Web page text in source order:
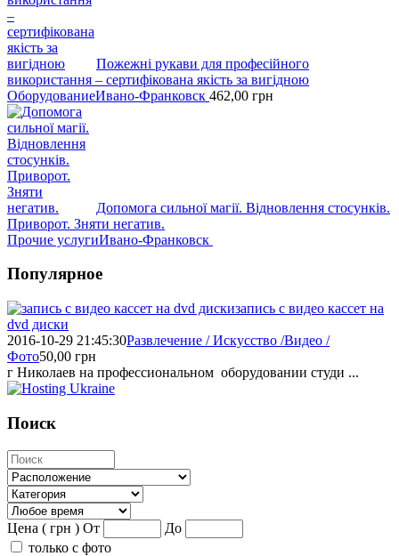
Пожежні рукави для професійного
викоpистання – сертифікована якість за вигідною
ОборудованиеИвано-Франковск 462,00 грн
Допомога сильної магії. Відновлення стосунків.
Приворот. Зняти негатив.
Прочие услугиИвано-Франковск
Популярное
запись с видео кассет на
dvd диски
2016-10-29 21:45:30Развлечение / Искусство /Видео /
Фото50,00 грн
г Николаев на профессиональном оборудовании студи ...
Поиск
Цена ( грн ) От
До
только с фото